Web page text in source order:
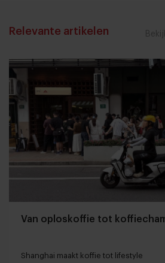
Relevante artikelen
Van oploskoffie tot
Shanghai maakt koffie tot lifestyle